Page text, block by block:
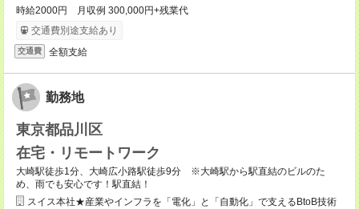
時給2000円 月収例 300,000円+残業代
交通費別途支給あり
交通費 全額支給
勤務地
東京都品川区
在宅・リモートワーク
大崎駅徒歩1分、大崎広小路駅徒歩9分 ※大崎駅から駅直結のビルのた
め、雨でも安心です！駅直結！
スイス本社★産業やインフラを「電化」と「自動化」で支えるBtoB技術